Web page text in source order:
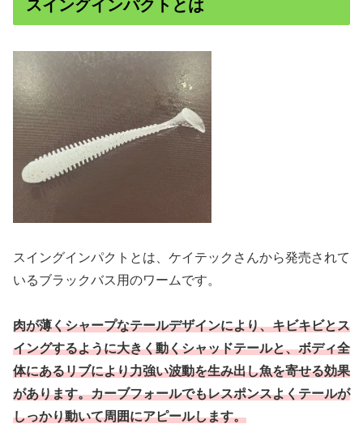
スイングインパクトとは
スイングインパクトとは、ケイテックさんから発売されて
いるブラックバス用のワームです。
肉が薄くシャープなテールデザインにより、キビキビとス
イングするように大きく動くシャッドテールと、ボディ全
体にあるリブにより力強い波動を生み出し魚を寄せる効果
があります。カーブフォールでもレスポンスよくテールが
しっかり動いて周囲にアピールします。